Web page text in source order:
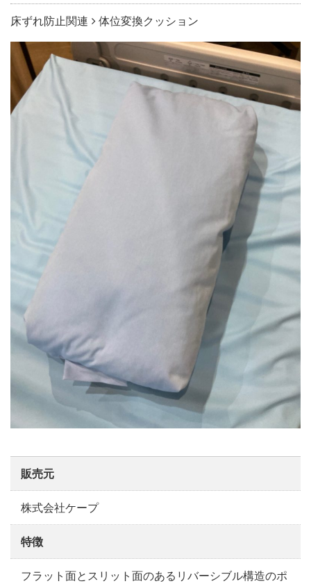
床ずれ防止関連 体位変換クッション
販売元
株式会社ケープ
特徴
フラット面とスリット面のあるリバーシブル構造のポ